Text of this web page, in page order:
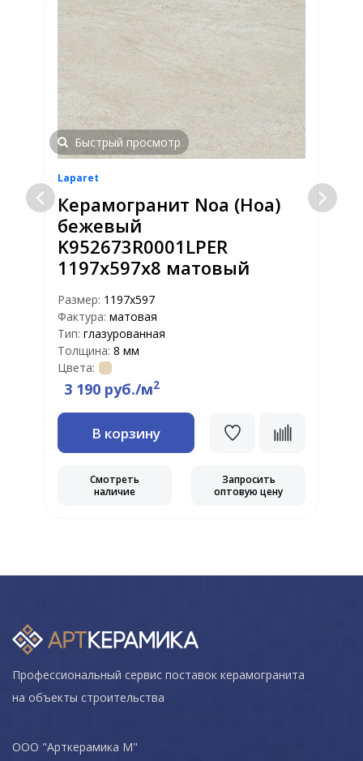
Быстрый просмотр
Laparet
Керамогранит Noa (Ноа)
бежевый
K952673R0001LPER
1197x597x8 матовый
Размер: 1197х597
Фактура: матовая
Тип: глазурованная
Толщина: 8 мм
Цвета:
3 190 руб./м2
В корзину
Смотреть
наличие
Запросить
оптовую цену
Профессиональный сервис поставок керамогранита
на объекты строительства
ООО "Арткерамика М"